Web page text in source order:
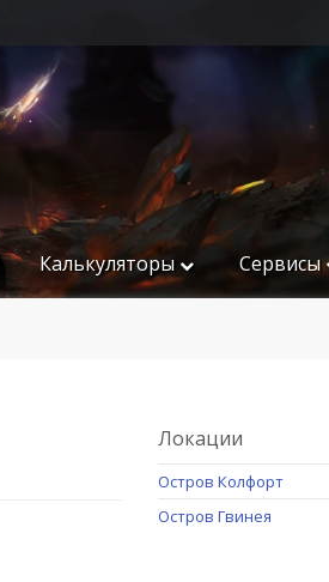
Калькуляторы Сервисы
Локации
Остров Колфорт
Остров Гвинея